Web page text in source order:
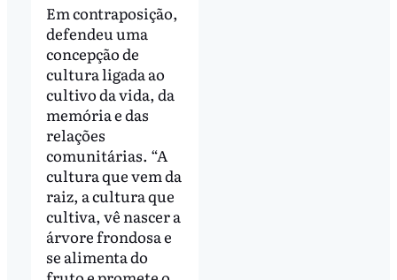
Em contraposição,
defendeu uma
concepção de
cultura ligada ao
cultivo da vida, da
memória e das
relações
comunitárias. “A
cultura que vem da
raiz, a cultura que
cultiva, vê nascer a
árvore frondosa e
se alimenta do